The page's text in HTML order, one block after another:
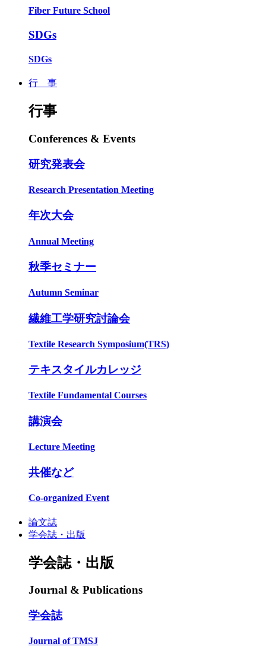
Fiber Future School
SDGs
SDGs
行 事
行事
Conferences & Events
研究発表会
Research Presentation Meeting
年次大会
Annual Meeting
秋季セミナー
Autumn Seminar
繊維工学研究討論会
Textile Research Symposium(TRS)
テキスタイルカレッジ
Textile Fundamental Courses
講演会
Lecture Meeting
共催など
Co-organized Event
論文誌
学会誌・出版
学会誌・出版
Journal & Publications
学会誌
Journal of TMSJ